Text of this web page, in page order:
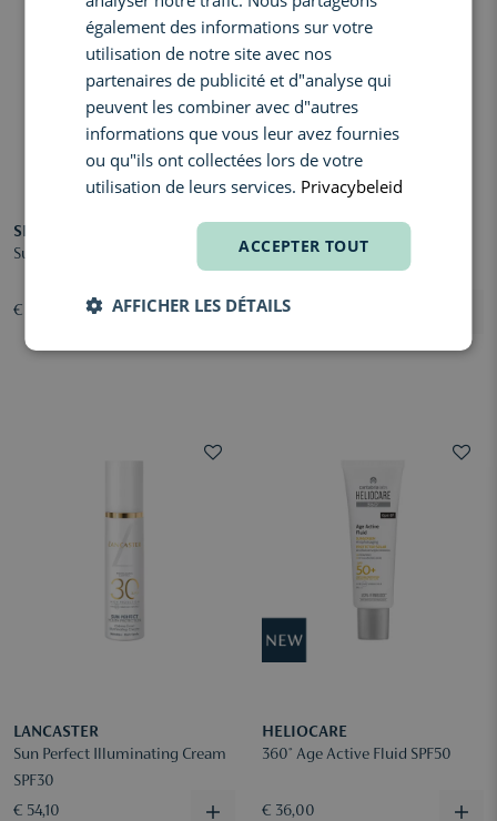
SISLEY
Super Soin Solaire Visage SPF30
€ 203,00
Expert Sun Protector Cream
€ 39,70
LANCASTER
Sun Perfect Illuminating Cream
SPF30
€ 54,10
HELIOCARE
360° Age Active Fluid SPF50
€ 36,00
également des informations sur votre
utilisation de notre site avec nos
partenaires de publicité et d"analyse qui
peuvent les combiner avec d"autres
informations que vous leur avez fournies
ou qu"ils ont collectées lors de votre
utilisation de leurs services. Privacybeleid
ACCEPTER TOUT
AFFICHER LES DÉTAILS